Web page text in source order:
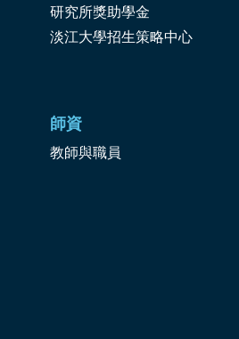
研究所獎助學金
淡江大學招生策略中心
師資
教師與職員